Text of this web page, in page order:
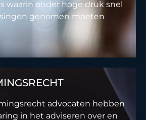
waarin onder hoge druk snel
genomen moeten
advocaten hebben
in het adviseren over en